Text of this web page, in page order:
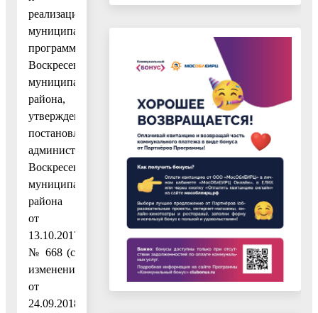
реализации
муниципальных
программ
Воскресенского
муниципального
района,
утвержденным
постановлением
администрации
Воскресенского
муниципального
района
от
13.10.2017
№ 668 (с
изменениями
от
24.09.2018